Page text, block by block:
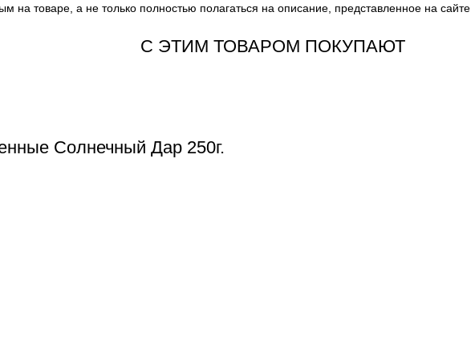
на товаре, а не только полностью полагаться на описание, представленное на сайте
С ЭТИМ ТОВАРОМ ПОКУПАЮТ
Солнечный Дар 250г.